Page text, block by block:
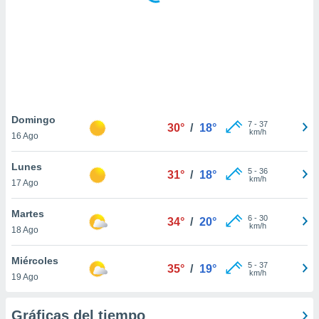
únicos
similares
como
IP
posible
traten tus
en
Para
Domingo
16 Ago
30° / 18° 7- 37
km/h
Lunes
17 Ago
31° / 18° 5- 36
km/h
Martes
18 Ago
34° / 20° 6- 30
km/h
Miércoles
19 Ago
35° / 19° 5- 37
km/h
Gráficas del tiempo